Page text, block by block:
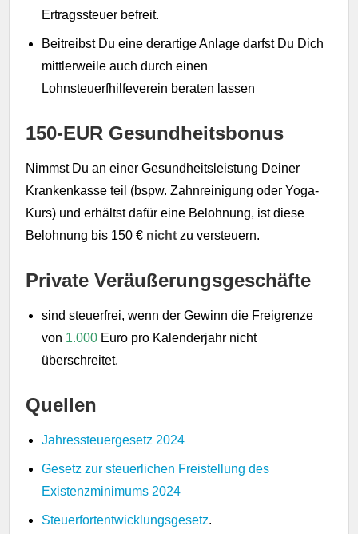
Ertragssteuer befreit.
Beitreibst Du eine derartige Anlage darfst Du Dich
mittlerweile auch durch einen
Lohnsteuerfhilfeverein beraten lassen
150-EUR Gesundheitsbonus
Nimmst Du an einer Gesundheitsleistung Deiner
Krankenkasse teil (bspw. Zahnreinigung oder Yoga-
Kurs) und erhältst dafür eine Belohnung, ist diese
Belohnung bis 150 € nicht zu versteuern.
Private Veräußerungsgeschäfte
sind steuerfrei, wenn der Gewinn die Freigrenze
von 1.000 Euro pro Kalenderjahr nicht
überschreitet.
Quellen
Jahressteuergesetz 2024
Gesetz zur steuerlichen Freistellung des
Existenzminimums 2024
Steuerfortentwicklungsgesetz.